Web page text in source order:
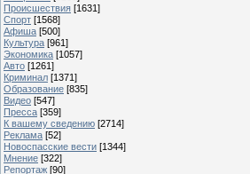
Происшествия [1631]
Спорт [1568]
Афиша [500]
Культура [961]
Экономика [1057]
Авто [1261]
Криминал [1371]
Образование [835]
Видео [547]
Пресса [359]
К вашему сведению [2714]
Реклама [52]
Новоспасские вести [1344]
Мнение [322]
Репортаж [90]